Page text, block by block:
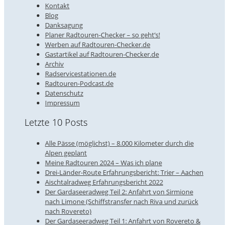
Kontakt
Blog
Danksagung
Planer Radtouren-Checker – so geht’s!
Werben auf Radtouren-Checker.de
Gastartikel auf Radtouren-Checker.de
Archiv
Radservicestationen.de
Radtouren-Podcast.de
Datenschutz
Impressum
Letzte 10 Posts
Alle Pässe (möglichst) – 8.000 Kilometer durch die
Alpen geplant
Meine Radtouren 2024 – Was ich plane
Drei-Länder-Route Erfahrungsbericht: Trier – Aachen
Aischtalradweg Erfahrungsbericht 2022
Der Gardaseeradweg Teil 2: Anfahrt von Sirmione
nach Limone (Schiffstransfer nach Riva und zurück
nach Rovereto)
Der Gardaseeradweg Teil 1: Anfahrt von Rovereto &